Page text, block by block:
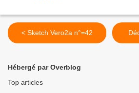
< Sketch Vero2a n°=42
Hébergé par Overblog
Top articles